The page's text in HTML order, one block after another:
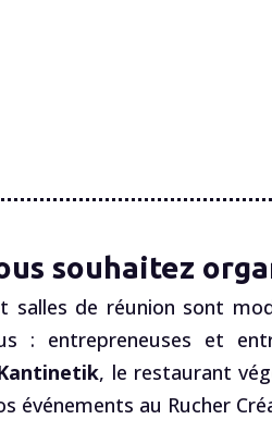
souhaitez
salles de réunion sont
: entrepreneuses et
, le restaurant
événements au Rucher